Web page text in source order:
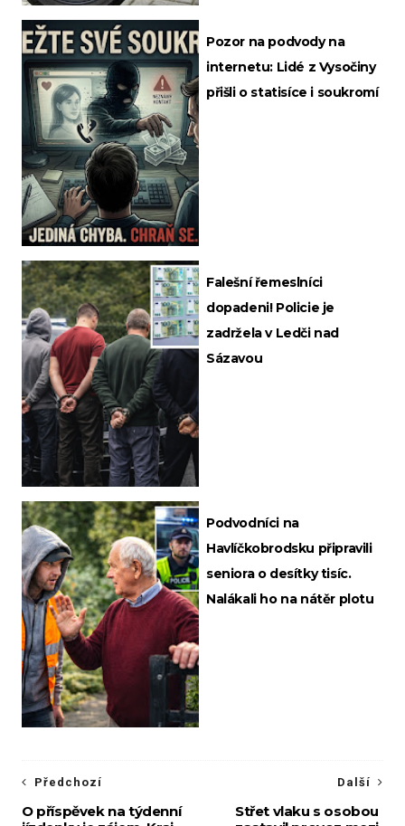
Pozor na podvody na
internetu: Lidé z Vysočiny
přišli o statisíce i soukromí
Falešní řemeslníci
dopadeni! Policie je
zadržela v Ledči nad
Sázavou
Podvodníci na
Havlíčkobrodsku připravili
seniora o desítky tisíc.
Nalákali ho na nátěr plotu
Další
Střet vlaku s osobou
Předchozí
O příspěvek na týdenní